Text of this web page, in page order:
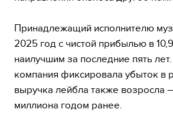
Принадлежащий исполнителю
2025 год с чистой прибылью в
наилучшим за последние пять
компания фиксировала убыток
выручка лейбла также возросла
миллиона годом ранее.